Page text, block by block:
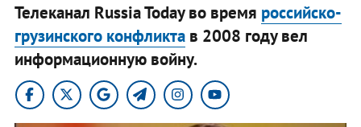
Телеканал Russia Today во время российско-
грузинского конфликтав 2008 году вел
информационную войну.